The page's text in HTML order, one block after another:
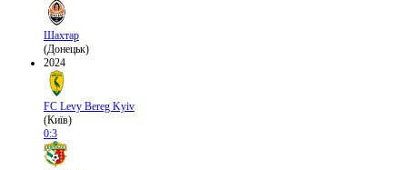
Шахтар
(Донецьк)
2024
FC Levy Bereg Kyiv
(Київ)
0:3